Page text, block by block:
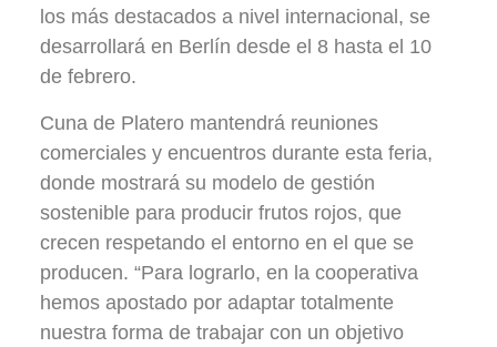
los más destacados a nivel internacional, se
desarrollará en Berlín desde el 8 hasta el 10
de febrero.
Cuna de Platero mantendrá reuniones
comerciales y encuentros durante esta feria,
donde mostrará su modelo de gestión
sostenible para producir frutos rojos, que
crecen respetando el entorno en el que se
producen. “Para lograrlo, en la cooperativa
hemos apostado por adaptar totalmente
nuestra forma de trabajar con un objetivo